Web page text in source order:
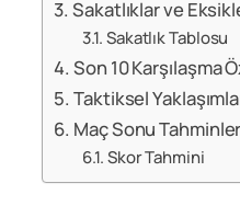
Sakatlıklar ve
Sakatlık Tablosu
Son 10 Karşılaşma
Taktiksel
Maç Sonu
Skor Tahmini